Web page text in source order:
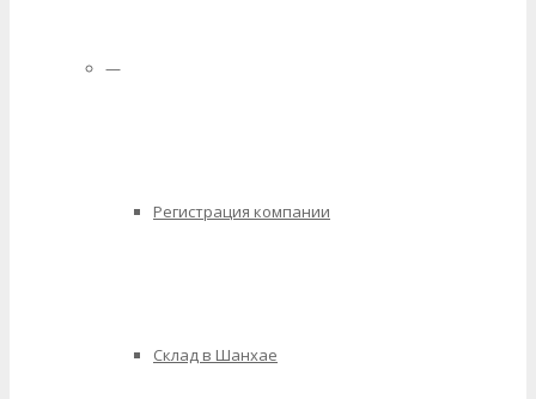
—
Регистрация компании
Склад в Шанхае